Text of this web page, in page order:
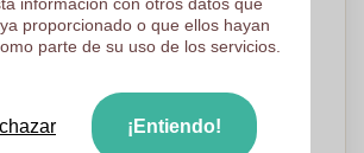
proporcionado o que ellos hayan
parte de su uso de los servicios.
¡Entiendo!